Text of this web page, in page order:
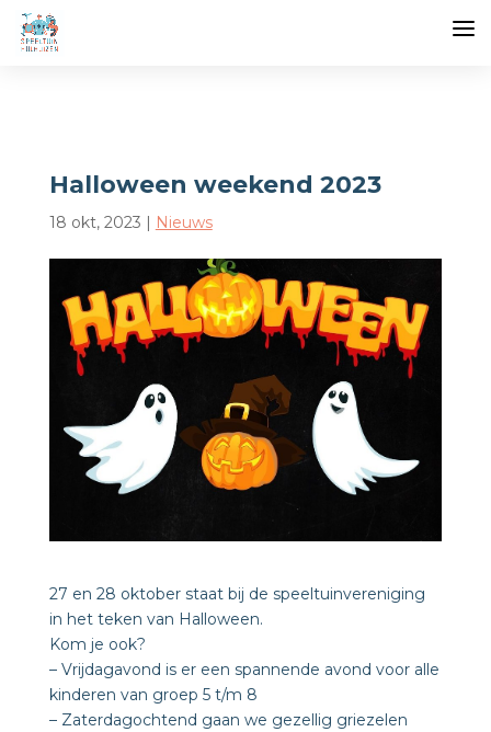
Halloween weekend 2023
18 okt, 2023 | Nieuws
27 en 28 oktober staat bij de speeltuinvereniging
in het teken van Halloween.
Kom je ook?
– Vrijdagavond is er een spannende avond voor alle
kinderen van groep 5 t/m 8
– Zaterdagochtend gaan we gezellig griezelen